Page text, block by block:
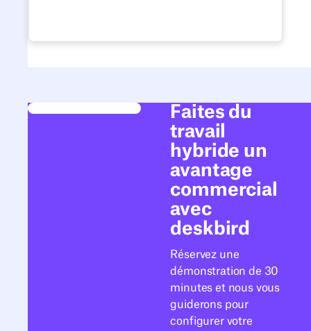
Choisissez la meilleure solution pour vos
Faites du
travail
hybride un
avantage
commercial
avec
deskbird
Réservez une
démonstration de 30
minutes et nous vous
guiderons pour
configurer votre